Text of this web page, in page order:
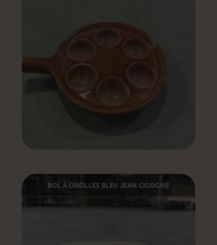
BOL À OREILLES BLEU JEAN CIGOGNE